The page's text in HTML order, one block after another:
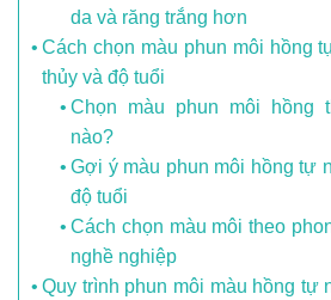
da và răng trắng hơn
Cách chọn màu phun môi hồng
thủy và độ tuổi
Chọn màu phun môi hồng
nào?
Gợi ý màu phun môi hồng tự
độ tuổi
Cách chọn màu môi theo
nghề nghiệp
Quy trình phun môi màu hồng tự